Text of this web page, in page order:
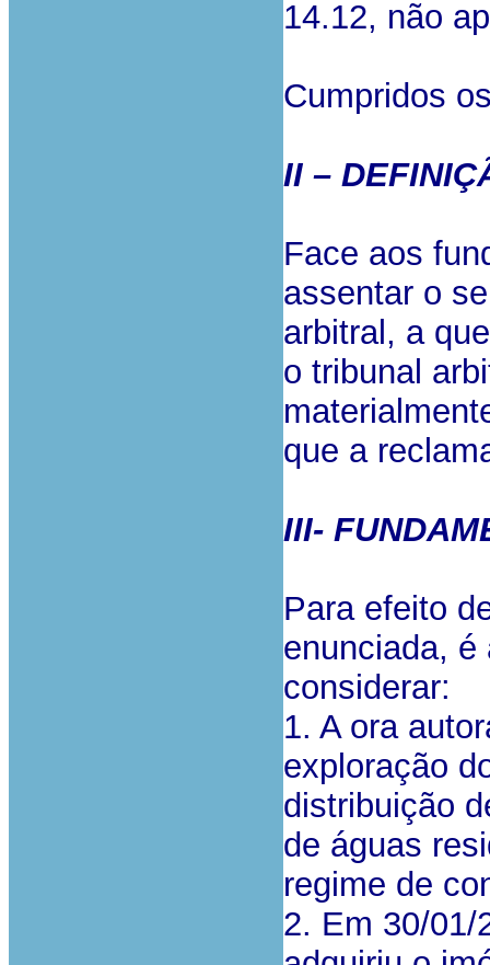
14.12, não
Cumpridos
II –
Face aos
assentar o
arbitral, a
o tribunal
que a
III-
Para efeito
enunciada, é
considerar:
1. A ora
exploração
distribuição
de águas
regime de
2. Em 30/